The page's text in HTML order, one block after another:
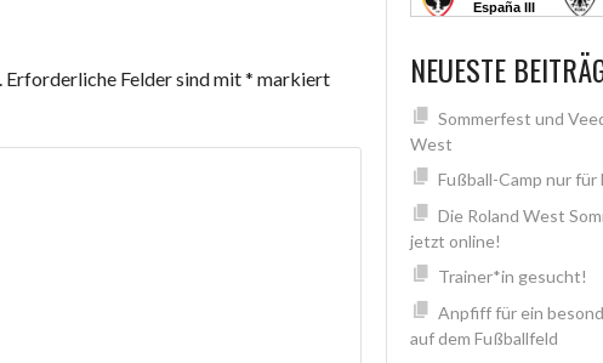
Erforderliche Felder sind mit* markiert NEUESTE
Sommerfest und
West
Fußball-Camp nur für
Die Roland West
jetzt online!
Trainer*in gesucht!
Anpfiff für ein
auf dem Fußballfeld